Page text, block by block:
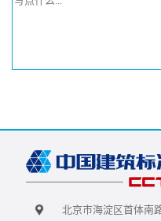
北京市海淀区首体南